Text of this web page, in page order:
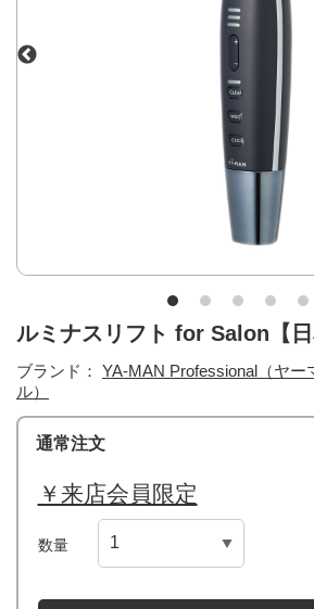
ルミナスリフト for Salon【日
ブランド： YA-MAN Professional（ヤー
ル）
通常注文
￥来店会員限定
数量